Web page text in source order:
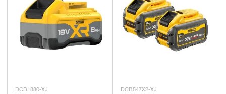
DCB1880-XJ DCB547X2-XJ